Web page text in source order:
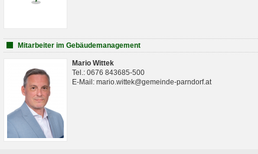
Mitarbeiter im Gebäudemanagement
Mario Wittek
Tel.: 0676 843685-500
E-Mail: mario.wittek@gemeinde-parndorf.at